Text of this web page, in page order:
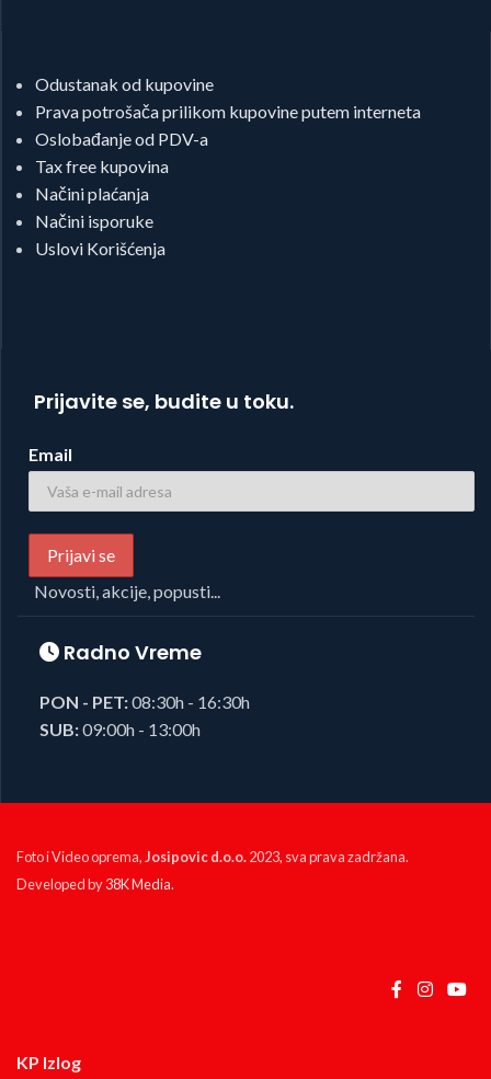
Odustanak od kupovine
Prava potrošača prilikom kupovine putem interneta
Oslobađanje od PDV-a
Tax free kupovina
Načini plaćanja
Načini isporuke
Uslovi Korišćenja
Prijavite se, budite u toku.
Email
Novosti, akcije, popusti...
Radno Vreme
PON - PET:08:30h - 16:30h
SUB:09:00h - 13:00h
Foto i Video oprema,Josipovic d.o.o.2023, sva prava zadržana.
Developed by38K Media.
KP Izlog